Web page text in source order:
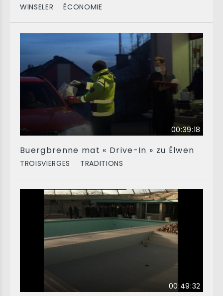
WINSELER ÉCONOMIE
00:39:18
Buergbrenne mat « Drive-In » zu Ëlwen
TROISVIERGES TRADITIONS
00:49:32